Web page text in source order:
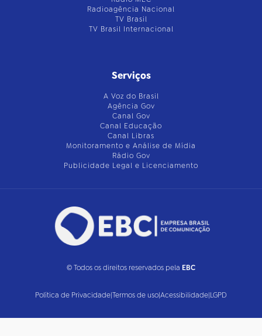
Radioagência Nacional
TV Brasil
TV Brasil Internacional
Serviços
A Voz do Brasil
Agência Gov
Canal Gov
Canal Educação
Canal Libras
Monitoramento e Análise de Mídia
Rádio Gov
Publicidade Legal e Licenciamento
© Todos os direitos reservados pela EBC
Política de Privacidade|Termos de uso|Acessibilidade|LGPD